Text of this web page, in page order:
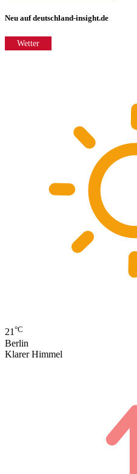
Neu auf deutschland-insight.de
Wetter
21°C
Berlin
Klarer Himmel